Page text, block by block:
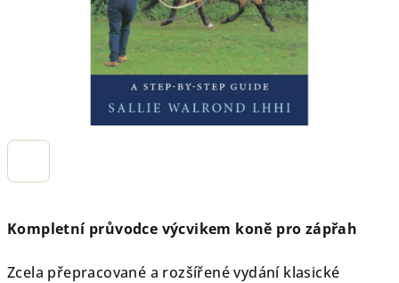
Kompletní průvodce výcvikem koně pro zápřah
Zcela přepracované a rozšířené vydání klasické